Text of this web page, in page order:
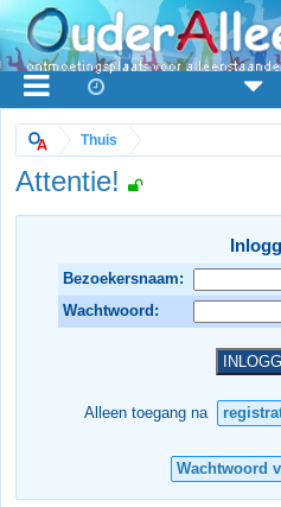
Thuis
Attentie!
Bezoekersnaam:
Wachtwoord:
Alleen toegang na
Wachtwoord